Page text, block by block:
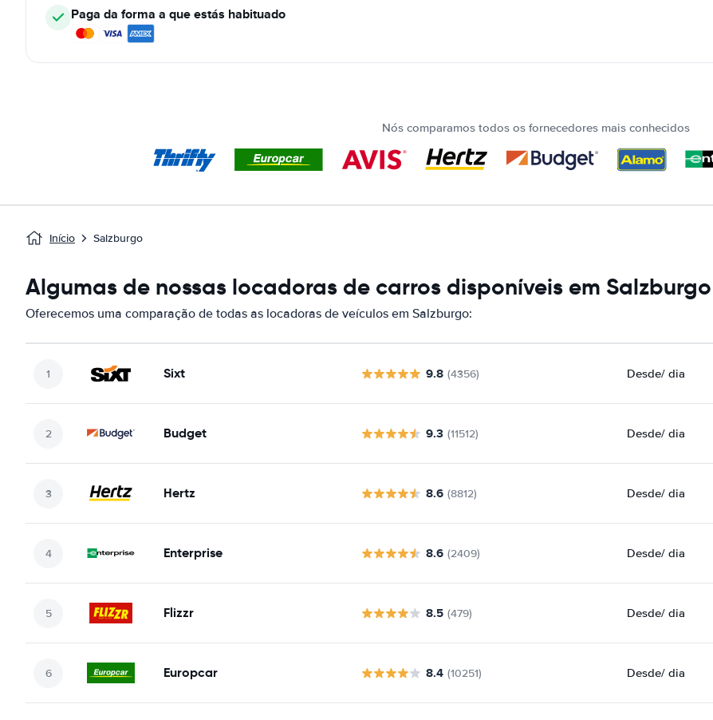
Paga da forma a que estás habituado
Nós comparamos todos os fornecedores mais conhecidos
Início Salzburgo
Algumas de nossas locadoras de carros disponíveis em Salzburgo
Oferecemos uma comparação de todas as locadoras de veículos em Salzburgo:
Sixt 9.8 (4356) Desde/ dia
Budget 9.3 (11512) Desde/ dia
Hertz 8.6 (8812) Desde/ dia
Enterprise 8.6 (2409) Desde/ dia
Flizzr 8.5 (479) Desde/ dia
Europcar 8.4 (10251) Desde/ dia